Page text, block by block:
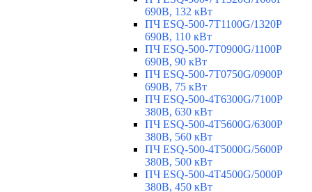
690В, 132 кВт
ПЧ ESQ-500-7T1100G/1320P
690В, 110 кВт
ПЧ ESQ-500-7T0900G/1100P
690В, 90 кВт
ПЧ ESQ-500-7T0750G/0900P
690В, 75 кВт
ПЧ ESQ-500-4T6300G/7100P
380В, 630 кВт
ПЧ ESQ-500-4T5600G/6300P
380В, 560 кВт
ПЧ ESQ-500-4T5000G/5600P
380В, 500 кВт
ПЧ ESQ-500-4T4500G/5000P
380В, 450 кВт